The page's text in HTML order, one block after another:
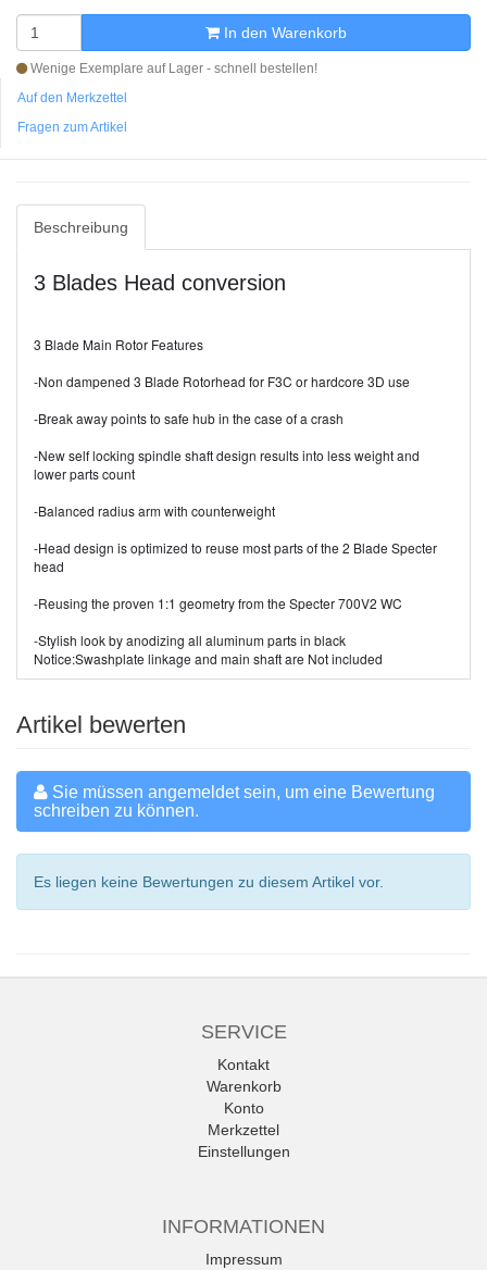
In den Warenkorb
Wenige Exemplare auf Lager - schnell bestellen!
Auf den Merkzettel
Fragen zum Artikel
Beschreibung
3 Blades Head conversion
3 Blade Main Rotor Features
-Non dampened 3 Blade Rotorhead for F3C or hardcore 3D use
-Break away points to safe hub in the case of a crash
-New self locking spindle shaft design results into less weight and
lower parts count
-Balanced radius arm with counterweight
-Head design is optimized to reuse most parts of the 2 Blade Specter
head
-Reusing the proven 1:1 geometry from the Specter 700V2 WC
-Stylish look by anodizing all aluminum parts in black
Notice:Swashplate linkage and main shaft are Not included
Artikel bewerten
Sie müssen angemeldet sein, um eine Bewertung
schreiben zu können.
Es liegen keine Bewertungen zu diesem Artikel vor.
SERVICE
Kontakt
Warenkorb
Konto
Merkzettel
Einstellungen
INFORMATIONEN
Impressum